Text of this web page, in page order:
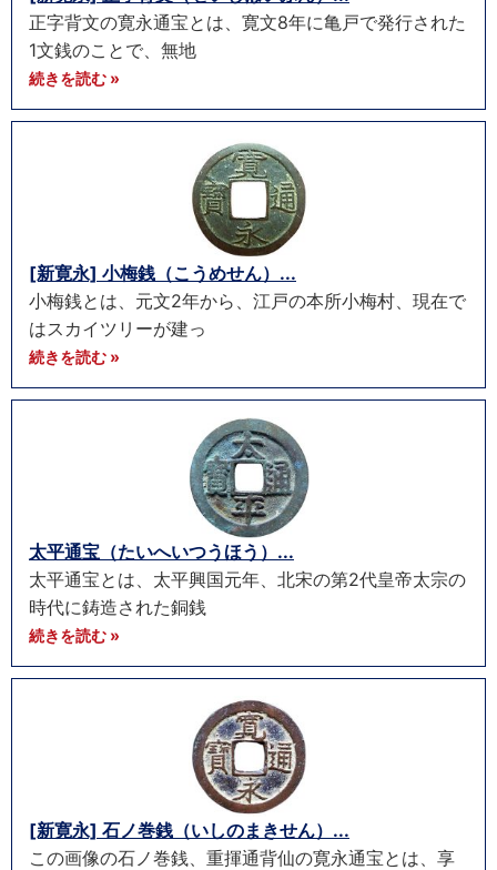
正字背文の寛永通宝とは、寛文8年に亀戸で発行された
1文銭のことで、無地
続きを読む »
[新寛永] 小梅銭（こうめせん）...
小梅銭とは、元文2年から、江戸の本所小梅村、現在で
はスカイツリーが建っ
続きを読む »
太平通宝（たいへいつうほう）...
太平通宝とは、太平興国元年、北宋の第2代皇帝太宗の
時代に鋳造された銅銭
続きを読む »
[新寛永] 石ノ巻銭（いしのまきせん）...
この画像の石ノ巻銭、重揮通背仙の寛永通宝とは、享